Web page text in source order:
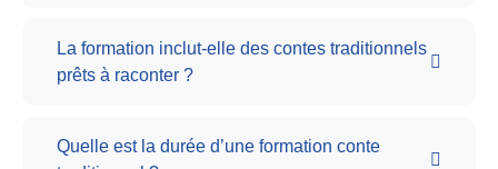
La formation inclut-elle des contes traditionnels
prêts à raconter ?
Quelle est la durée d’une formation conte